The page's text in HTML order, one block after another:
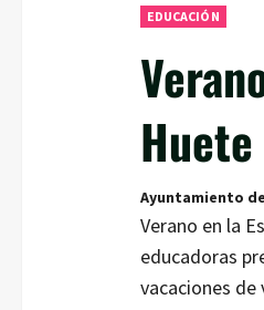
EDUCACIÓN
Huete
Ayuntamiento
Verano en la
educadoras
vacaciones de